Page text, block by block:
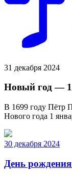
31 декабря 2024
Новый год — 1
В 1699 году Пётр
Нового года 1
30 декабря 2024
День